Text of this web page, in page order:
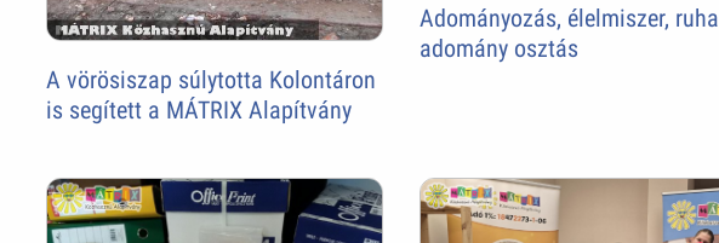
A vörösiszap súlytotta Kolontáron
is segített a MÁTRIX Alapítvány
Adományozás, élelmiszer, ruha
adomány osztás